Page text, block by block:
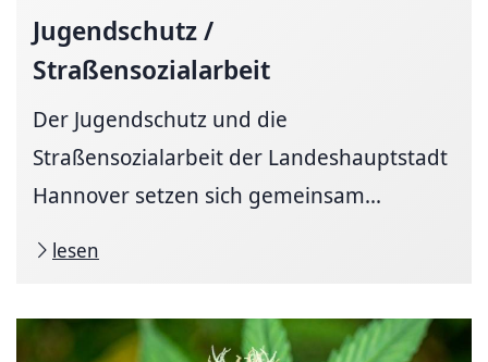
Jugendschutz /
Straßensozialarbeit
Der Jugendschutz und die
Straßensozialarbeit der Landeshauptstadt
Hannover setzen sich gemeinsam...
lesen